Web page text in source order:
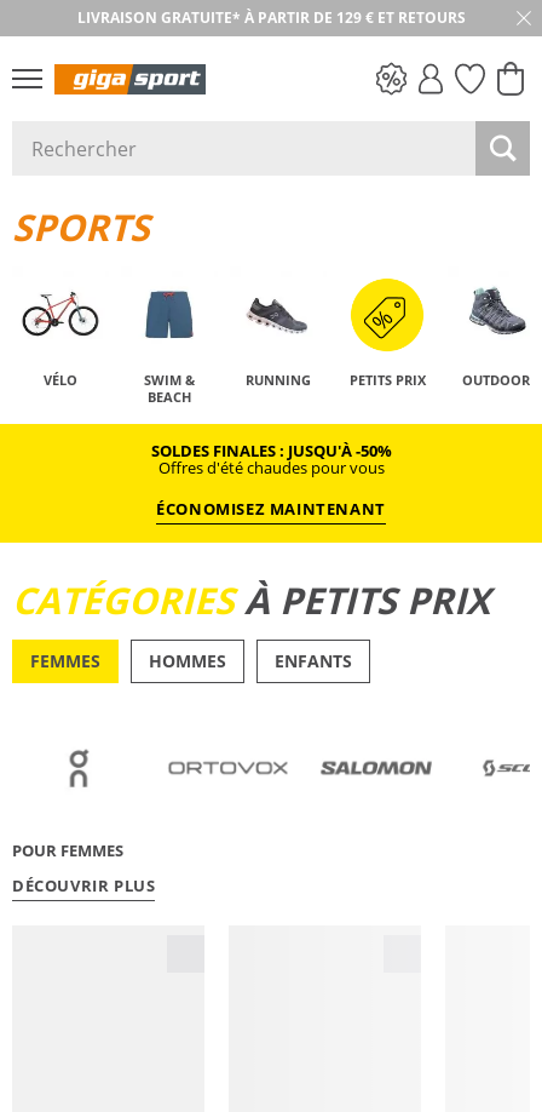
LIVRAISON GRATUITE* À PARTIR DE 129 € ET RETOURS
RETOUR SOUS 30 JOURS
SPORTS
VÉLO
SWIM &
BEACH
RUNNING PETITS PRIX OUTDOOR
SOLDES FINALES : JUSQU'À -50%
Offres d'été chaudes pour vous
ÉCONOMISEZ MAINTENANT
CATÉGORIESÀ PETITS PRIX
FEMMES HOMMES ENFANTS
POUR FEMMES
DÉCOUVRIR PLUS